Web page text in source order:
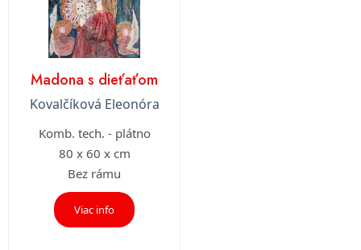
Madona s dieťaťom
Kovalčíková Eleonóra
Komb. tech. - plátno
80 x 60 x cm
Bez rámu
Viac info